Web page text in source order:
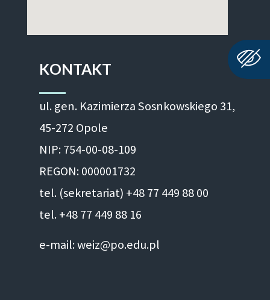
KONTAKT
ul. gen. Kazimierza Sosnkowskiego 31,
45-272 Opole
NIP: 754-00-08-109
REGON: 000001732
tel. (sekretariat) +48 77 449 88 00
tel. +48 77 449 88 16
e-mail: weiz@po.edu.pl